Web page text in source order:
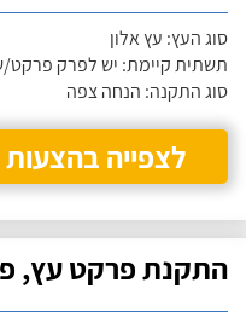
סוג העץ: עץ אלון
תשתית קיימת: יש לפרק פרקט/
סוג התקנה: הנחה צפה
לצפייה
התקנת פרקט עץ,